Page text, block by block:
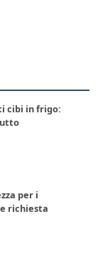
cibi in frigo:
per i
richiesta